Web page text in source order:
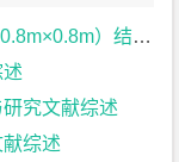
结构设计文献综述
究文献综述
综述